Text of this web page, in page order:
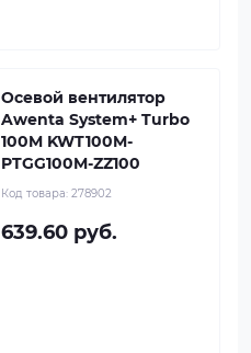
Осевой вентилятор
Awenta System+ Turbo
100M KWT100M-
PTGG100M-ZZ100
Код товара: 278902
639.60 руб.